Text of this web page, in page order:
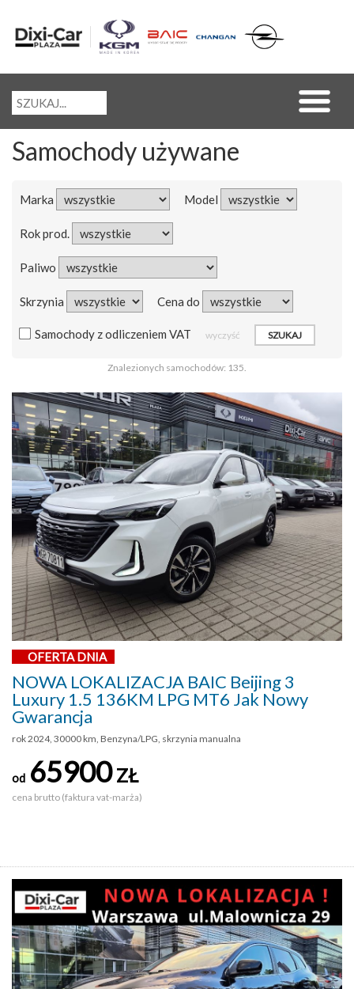
Samochody używane
Marka Model
Rok prod.
Paliwo
Skrzynia Cena do
Samochody z odliczeniem VAT wyczyść
Znalezionych samochodów: 135.
OFERTA DNIA
NOWA LOKALIZACJA BAIC Beijing 3
Luxury 1.5 136KM LPG MT6 Jak Nowy
Gwarancja
rok 2024, 30000 km, Benzyna/LPG, skrzynia manualna
od 65900ZŁ
cena brutto (faktura vat-marża)